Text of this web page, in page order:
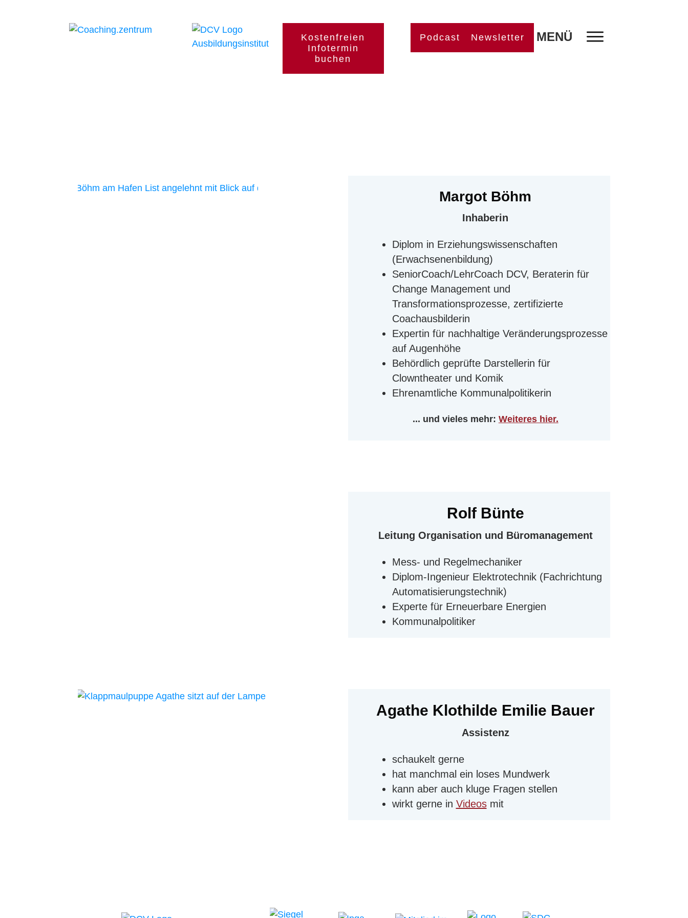
Kostenfreien
Infotermin
buchen
Podcast Newsletter MENÜ
Margot Böhm
Inhaberin
Diplom in Erziehungswissenschaften
(Erwachsenenbildung)
SeniorCoach/LehrCoach DCV, Beraterin für
Change Management und
Transformationsprozesse, zertifizierte
Coachausbilderin
Expertin für nachhaltige Veränderungsprozesse
auf Augenhöhe
Behördlich geprüfte Darstellerin für
Clowntheater und Komik
Ehrenamtliche Kommunalpolitikerin
... und vieles mehr: Weiteres hier.
Rolf Bünte
Leitung Organisation und Büromanagement
Mess- und Regelmechaniker
Diplom-Ingenieur Elektrotechnik (Fachrichtung
Automatisierungstechnik)
Experte für Erneuerbare Energien
Kommunalpolitiker
Agathe Klothilde Emilie Bauer
Assistenz
schaukelt gerne
hat manchmal ein loses Mundwerk
kann aber auch kluge Fragen stellen
wirkt gerne in Videosmit